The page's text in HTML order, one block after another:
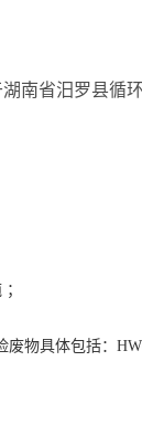
南省汨罗县循
物具体包括：